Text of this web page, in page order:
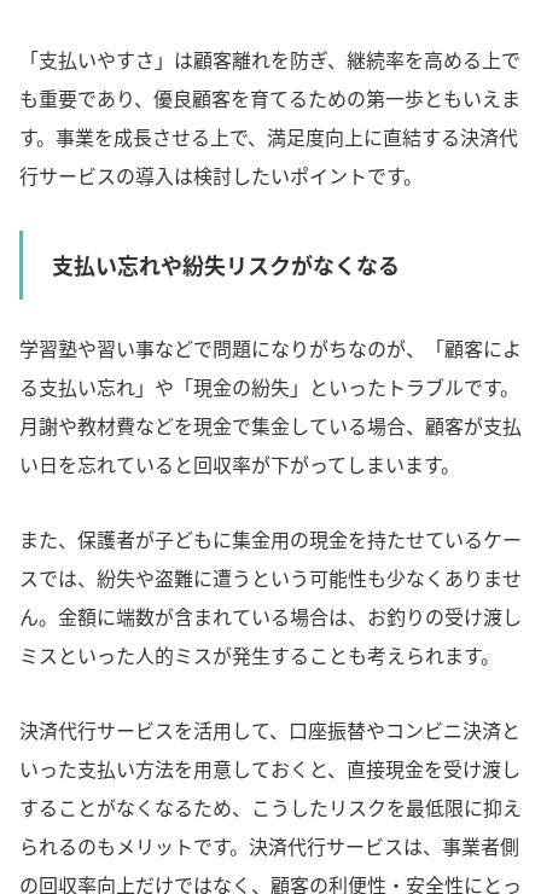
「支払いやすさ」は顧客離れを防ぎ、継続率を高める上で
も重要であり、優良顧客を育てるための第一歩ともいえま
す。事業を成長させる上で、満足度向上に直結する決済代
行サービスの導入は検討したいポイントです。
支払い忘れや紛失リスクがなくなる
学習塾や習い事などで問題になりがちなのが、「顧客によ
る支払い忘れ」や「現金の紛失」といったトラブルです。
月謝や教材費などを現金で集金している場合、顧客が支払
い日を忘れていると回収率が下がってしまいます。
また、保護者が子どもに集金用の現金を持たせているケー
スでは、紛失や盗難に遭うという可能性も少なくありませ
ん。金額に端数が含まれている場合は、お釣りの受け渡し
ミスといった人的ミスが発生することも考えられます。
決済代行サービスを活用して、口座振替やコンビニ決済と
いった支払い方法を用意しておくと、直接現金を受け渡し
することがなくなるため、こうしたリスクを最低限に抑え
られるのもメリットです。決済代行サービスは、事業者側
の回収率向上だけではなく、顧客の利便性・安全性にとっ